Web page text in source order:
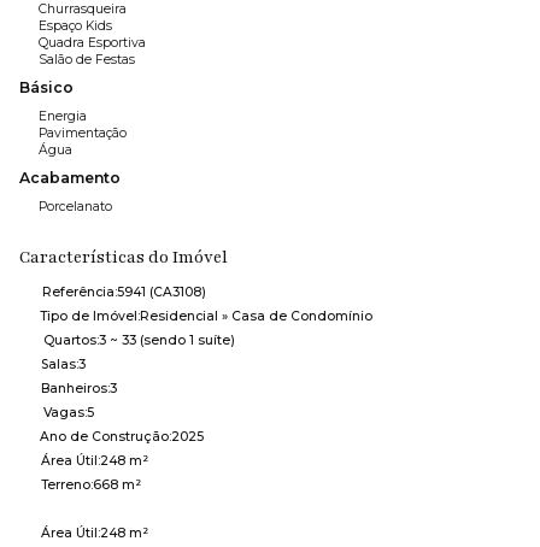
Churrasqueira
Espaço Kids
Quadra Esportiva
Salão de Festas
Básico
Energia
Pavimentação
Água
Acabamento
Porcelanato
Características do Imóvel
Referência:5941 (CA3108)
Tipo de Imóvel:Residencial » Casa de Condomínio
Quartos:3 ~ 33 (sendo 1 suíte)
Salas:3
Banheiros:3
Vagas:5
Ano de Construção:2025
Área Útil:248 m²
Terreno:668 m²
Área Útil:248 m²